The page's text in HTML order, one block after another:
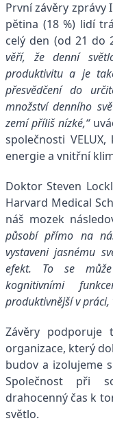
První závěry zprávy
pětina (18 %) lidí
celý den (od 21 do
věří, že denní
produktivitu a je
přesvědčení do
množství denního
zemí příliš nízké,“
společnosti
energie a vnitřní
Doktor Steven
Harvard Medical
náš mozek
působí přímo na
vystaveni jasnému
efekt. To se
kognitivními
produktivnější v práci,
Závěry podporuje
organizace, který
budov a izolujeme
Společnost při
drahocenný čas k
světlo.